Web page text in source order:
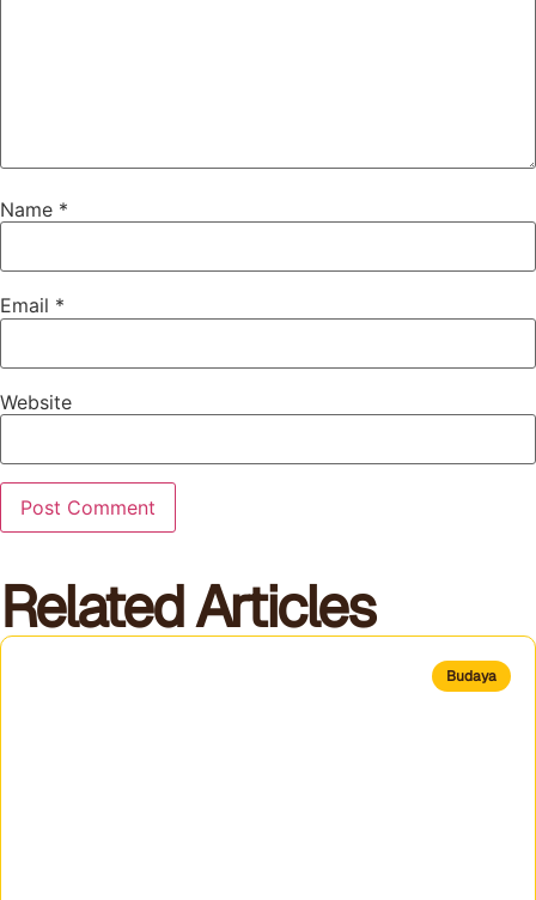
Name *
Email *
Website
Related Articles
Budaya